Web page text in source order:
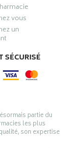
vous
un
SÉCURISÉ
partie du
les plus
son expertise